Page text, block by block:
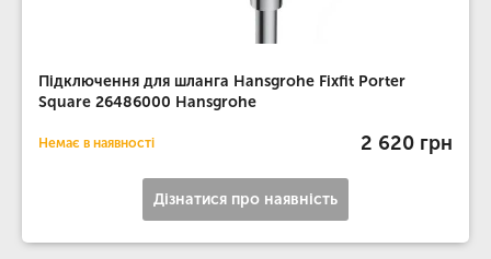
Підключення для шланга Hansgrohe Fixfit Porter
Square 26486000 Hansgrohe
Немає в наявності 2 620 грн
Дізнатися про наявність